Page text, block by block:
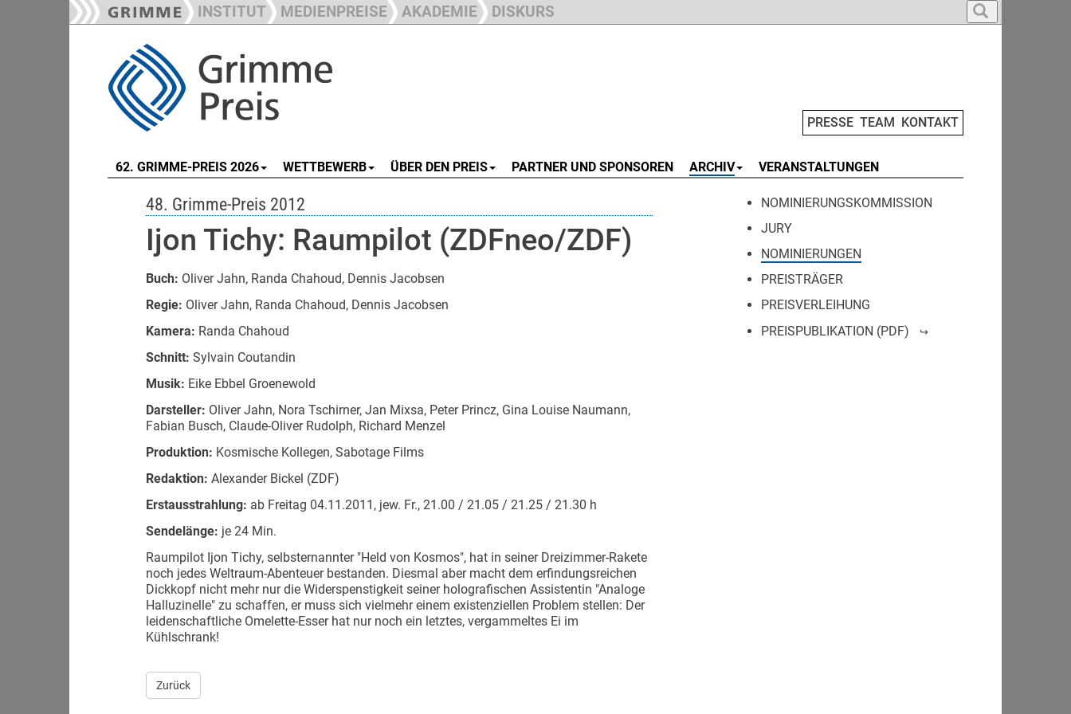
INSTITUT MEDIENPREISE AKADEMIE DISKURS
PRESSE TEAM KONTAKT
62. GRIMME-PREIS 2026 WETTBEWERB ÜBER DEN PREIS PARTNER UND SPONSOREN ARCHIV VERANSTALTUNGEN
48. Grimme-Preis 2012
Ijon Tichy: Raumpilot (ZDFneo/ZDF)
Buch: Oliver Jahn, Randa Chahoud, Dennis Jacobsen
Regie: Oliver Jahn, Randa Chahoud, Dennis Jacobsen
Kamera: Randa Chahoud
Schnitt: Sylvain Coutandin
Musik: Eike Ebbel Groenewold
Darsteller: Oliver Jahn, Nora Tschirner, Jan Mixsa, Peter Princz, Gina Louise Naumann,
Fabian Busch, Claude-Oliver Rudolph, Richard Menzel
Produktion: Kosmische Kollegen, Sabotage Films
Redaktion: Alexander Bickel (ZDF)
Erstausstrahlung: ab Freitag 04.11.2011, jew. Fr., 21.00 / 21.05 / 21.25 / 21.30 h
Sendelänge: je 24 Min.
Raumpilot Ijon Tichy, selbsternannter "Held von Kosmos", hat in seiner Dreizimmer-Rakete
noch jedes Weltraum-Abenteuer bestanden. Diesmal aber macht dem erfindungsreichen
Dickkopf nicht mehr nur die Widerspenstigkeit seiner holografischen Assistentin "Analoge
Halluzinelle" zu schaffen, er muss sich vielmehr einem existenziellen Problem stellen: Der
leidenschaftliche Omelette-Esser hat nur noch ein letztes, vergammeltes Ei im
Kühlschrank!
Zurück
NOMINIERUNGSKOMMISSION
JURY
NOMINIERUNGEN
PREISTRÄGER
PREISVERLEIHUNG
PREISPUBLIKATION (PDF)